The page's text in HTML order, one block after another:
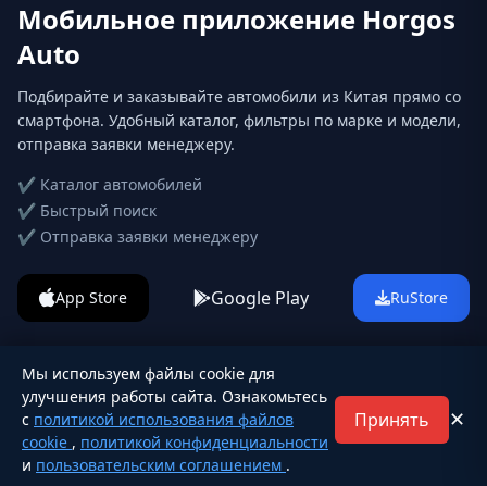
Мобильное приложение Horgos
Auto
Подбирайте и заказывайте автомобили из Китая прямо со
смартфона. Удобный каталог, фильтры по марке и модели,
отправка заявки менеджеру.
✔ Каталог автомобилей
✔ Быстрый поиск
✔ Отправка заявки менеджеру
App Store Google Play RuStore
© 2026 horgos-auto.com. Все права защищены.
Мы используем файлы cookie для
улучшения работы сайта. Ознакомьтесь
с политикой использования файлов
cookie , политикой конфиденциальности
и пользовательским соглашением .
Принять ✕